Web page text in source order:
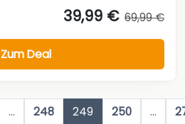
39,99 € 69,99 €
Zum Deal
… 248 249 250 …